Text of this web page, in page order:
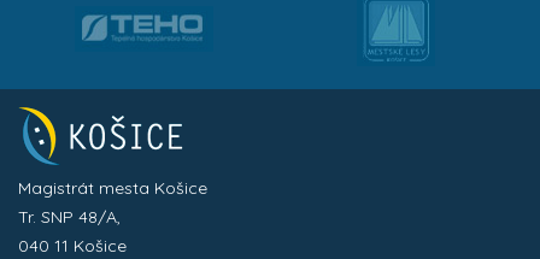
Magistrát mesta Košice
Tr. SNP 48/A,
040 11 Košice